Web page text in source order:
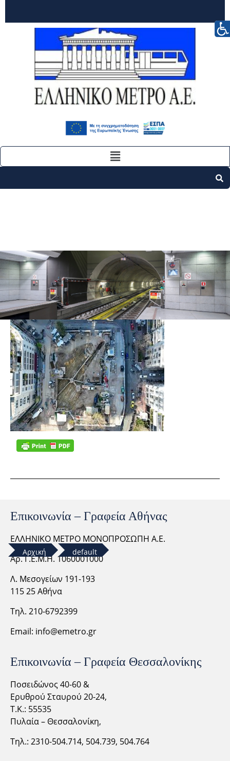
Αρχική default
default
26/05/2023
Επικοινωνία – Γραφεία Αθήνας
ΕΛΛΗΝΙΚΟ ΜΕΤΡΟ ΜΟΝΟΠΡΟΣΩΠΗ Α.Ε.
Αρ. Γ.Ε.Μ.Η. 1060001000
Λ. Μεσογείων 191-193
115 25 Αθήνα
Τηλ. 210-6792399
Email: info@emetro.gr
Επικοινωνία – Γραφεία Θεσσαλονίκης
Ποσειδώνος 40-60 &
Ερυθρού Σταυρού 20-24,
Τ.Κ.: 55535
Πυλαία – Θεσσαλονίκη,
Τηλ.: 2310-504.714, 504.739, 504.764